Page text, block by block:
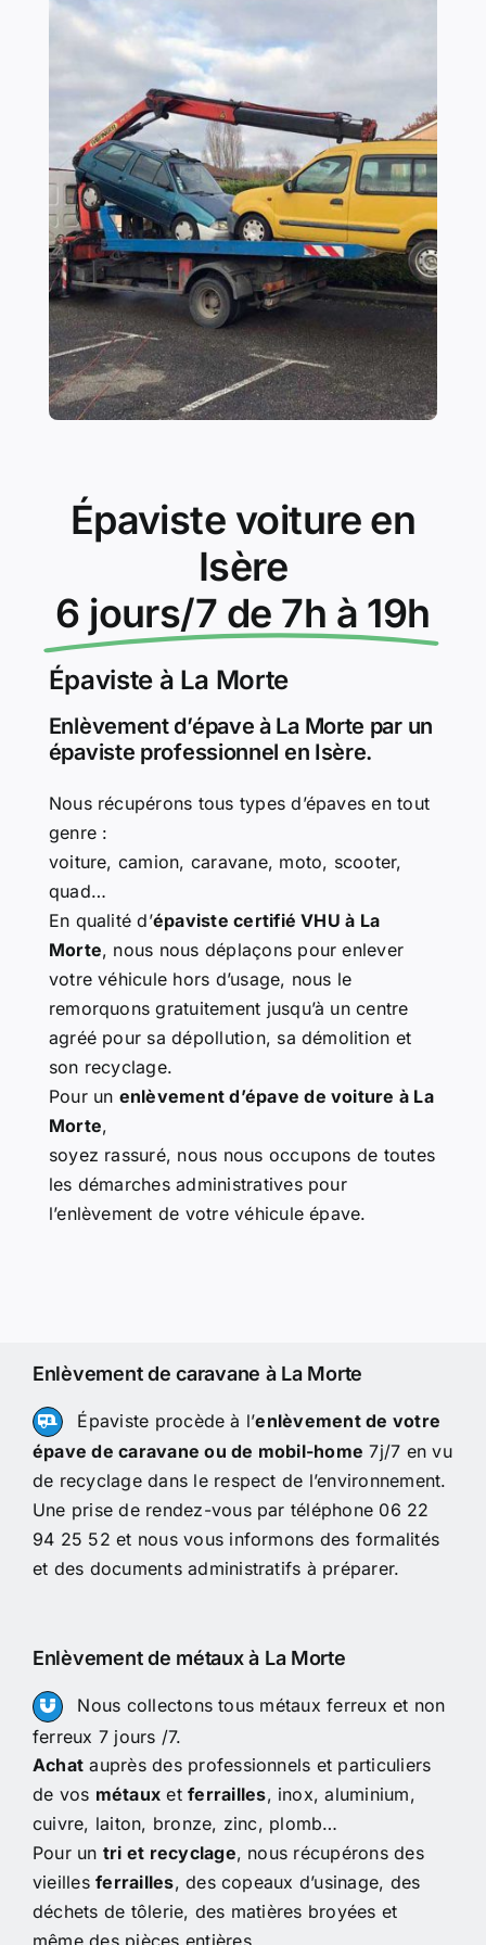
Épaviste voiture en
Isère
6 jours/7 de 7h à 19h
Épaviste à La Morte
Enlèvement d’épave à La Morte par un
épaviste professionnel en Isère.
Nous récupérons tous types d’épaves en tout
genre :
voiture, camion, caravane, moto, scooter,
quad…
En qualité d’épaviste certifié VHU à La
Morte, nous nous déplaçons pour enlever
votre véhicule hors d’usage, nous le
remorquons gratuitement jusqu’à un centre
agréé pour sa dépollution, sa démolition et
son recyclage.
Pour un enlèvement d’épave de voiture à La
Morte,
soyez rassuré, nous nous occupons de toutes
les démarches administratives pour
l’enlèvement de votre véhicule épave.
Enlèvement de caravane à La Morte
Épaviste procède à l’enlèvement de votre
épave de caravane ou de mobil-home 7j/7 en vu
de recyclage dans le respect de l’environnement.
Une prise de rendez-vous par téléphone 06 22
94 25 52 et nous vous informons des formalités
et des documents administratifs à préparer.
Enlèvement de métaux à La Morte
Nous collectons tous métaux ferreux et non
ferreux 7 jours /7.
Achat auprès des professionnels et particuliers
de vos métaux etferrailles, inox, aluminium,
cuivre, laiton, bronze, zinc, plomb…
Pour un tri et recyclage, nous récupérons des
vieillesferrailles, des copeaux d’usinage, des
déchets de tôlerie, des matières broyées et